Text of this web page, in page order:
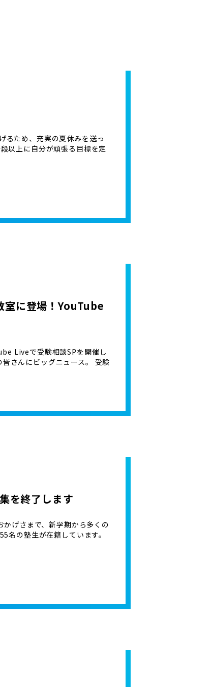
るため、充実の夏休みを送っ
以上に自分が頑張る目標を定
室に登場！YouTube
Liveで受験相談SPを開催し
さんにビッグニュース。 受験
を終了します
げさまで、新学期から多くの
名の塾生が在籍しています。